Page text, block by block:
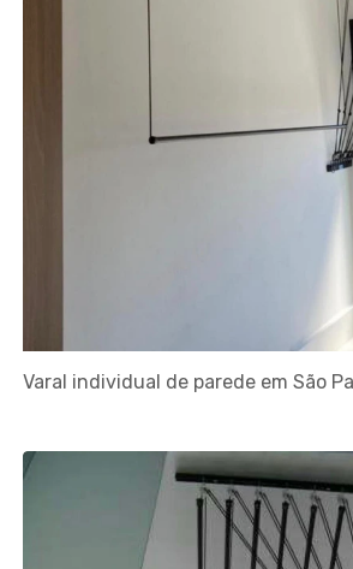
Varal individual de parede em São